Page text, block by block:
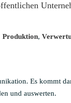
Produktion,
Es kommt
und auswerten.